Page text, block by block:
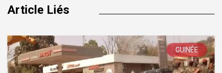
Article Liés
GUINÉE